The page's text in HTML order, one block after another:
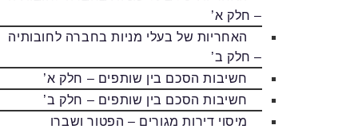
– חלק א’
האחריות של בעלי מניות בחברה לחובותיה
– חלק ב’
חשיבות הסכם בין שותפים – חלק א’
חשיבות הסכם בין שותפים – חלק ב’
מיסוי דירות מגורים – הפטור ושברו